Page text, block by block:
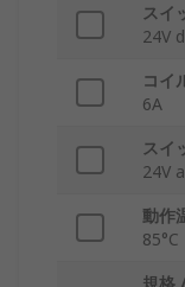
スイ
24V
コイ
6A
スイ
24V
動作
85°C